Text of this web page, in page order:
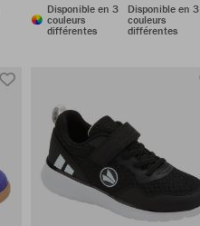
Disponible en 3
couleurs
différentes
Disponible en 3
couleurs
différentes